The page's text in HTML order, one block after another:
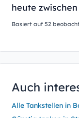
heute zwischen
Basiert auf 52
Auch
Alle Tankstellen in